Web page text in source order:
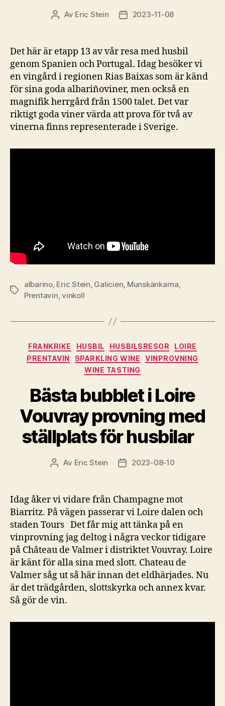
Inläggsförfattare
Av Eric Stein Inläggsdatum
2023-11-08
Det här är etapp 13 av vår resa med husbil
genom Spanien och Portugal. Idag besöker vi
en vingård i regionen Rias Baixas som är känd
för sina goda albariñoviner, men också en
magnifik herrgård från 1500 talet. Det var
riktigt goda viner värda att prova för två av
vinerna finns representerade i Sverige.
Etiketter
albarino, Eric Stein, Galicien, Munskänkarna,
Prentavin,vinkoll
Kategorier
FRANKRIKE HUSBIL HUSBILSRESOR
LOIRE
PRENTAVIN
SPARKLING WINE
VINPROVNING
WINE TASTING
Bästa bubblet i Loire
Vouvray provning med
ställplats för husbilar
Inläggsförfattare
Av Eric Stein Inläggsdatum
2023-08-10
Idag åker vi vidare från Champagne mot
Biarritz. På vägen passerar vi Loire dalen och
staden Tours Det får mig att tänka på en
vinprovning jag deltog i några veckor tidigare
på Château de Valmer i distriktet Vouvray. Loire
är känt för alla sina med slott. Chateau de
Valmer såg ut så här innan det eldhärjades. Nu
är det trädgården, slottskyrka och annex kvar.
Så gör de vin.